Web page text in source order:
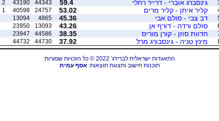
גינסברג אוברי - דרייר רחלי 59.4
44343
43190
2
קליר איתן - קליר מרים 53.02
24757
40598
1
דב צבי - סולם אבי 45.36
4865
13094
סולם ורדה - דורף אן 43.26
13093
23950
חדוות סוזן - קורן מוריס 38.35
44586
23947
מינץ טניה - גינסבורג מרל 37.92
44730
44732
התאגדות ישראלית לברידג' 2022 © כל הזכויות שמורות
תוכנות חישוב ותצוגת תוצאות:אסף עמית